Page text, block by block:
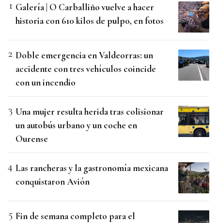
Galería | O Carballiño vuelve a hacer
historia con 610 kilos de pulpo, en fotos
Doble emergencia en Valdeorras: un
accidente con tres vehículos coincide
con un incendio
Una mujer resulta herida tras colisionar
un autobús urbano y un coche en
Ourense
Las rancheras y la gastronomía mexicana
conquistaron Avión
Fin de semana completo para el